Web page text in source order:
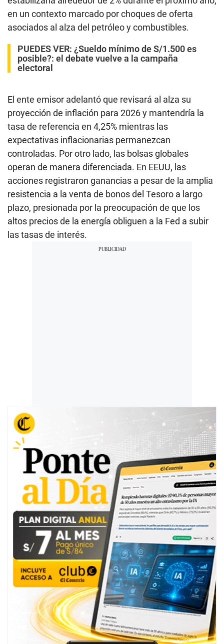
en un contexto marcado por choques de oferta
asociados al alza del petróleo y combustibles.
PUEDES VER: ¿Sueldo mínimo de S/1.500 es
posible?: el debate vuelve a la campaña
electoral
El ente emisor adelantó que revisará al alza su
proyección de inflación para 2026 y mantendría la
tasa de referencia en 4,25% mientras las
expectativas inflacionarias permanezcan
controladas. Por otro lado, las bolsas globales
operan de manera diferenciada. En EEUU, las
acciones registraron ganancias a pesar de la amplia
resistencia a la venta de bonos del Tesoro a largo
plazo, presionada por la preocupación de que los
altos precios de la energía obliguen a la Fed a subir
las tasas de interés.